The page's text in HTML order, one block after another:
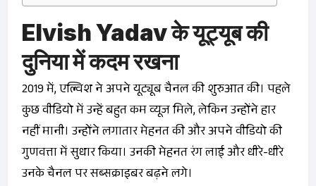
Elvish Yadav के यूट्यूब की
दुनिया में कदम रखना
2019 में, एल्विश ने अपने यूट्यूब चैनल की शुरुआत की। पहले
कुछ वीडियो में उन्हें बहुत कम व्यूज मिले, लेकिन उन्होंने हार
नहीं मानी। उन्होंने लगातार मेहनत की और अपने वीडियो की
गुणवत्ता में सुधार किया। उनकी मेहनत रंग लाई और धीरे-धीरे
उनके चैनल पर सब्सक्राइबर बढ़ने लगे।